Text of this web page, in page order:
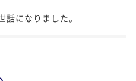
になりました。